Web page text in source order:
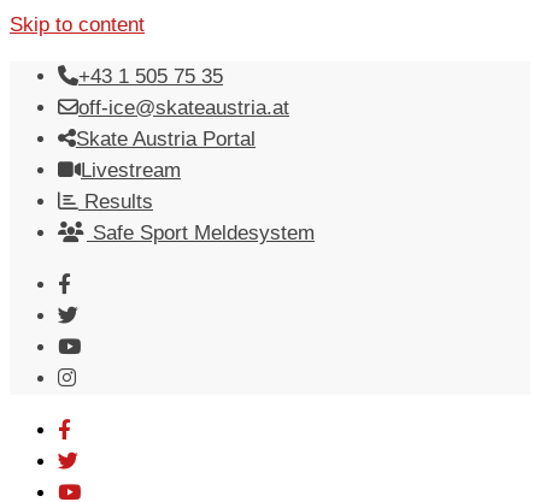
Skip to content
+43 1 505 75 35
off-ice@skateaustria.at
Skate Austria Portal
Livestream
Results
Safe Sport Meldesystem